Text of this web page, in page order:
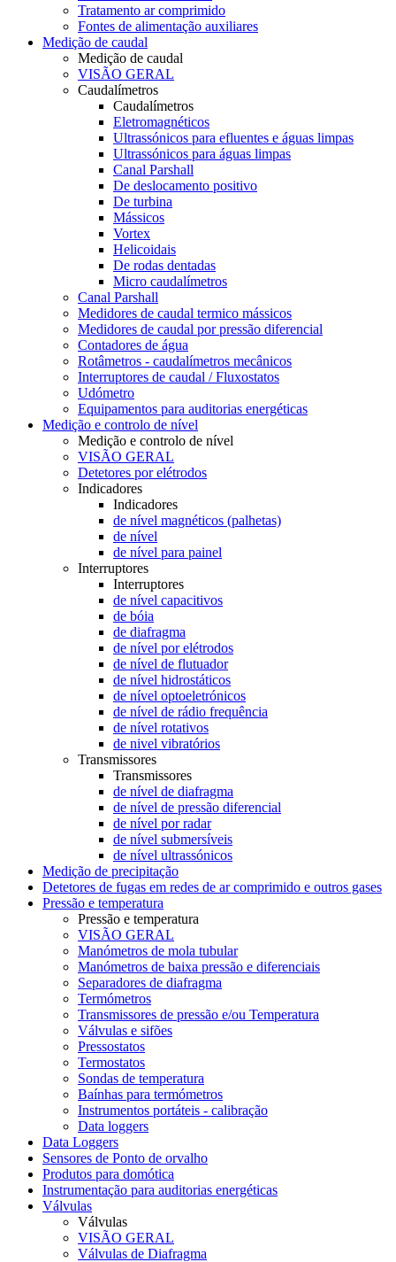
Tratamento ar comprimido
Fontes de alimentação auxiliares
Medição de caudal
Medição de caudal
VISÃO GERAL
Caudalímetros
Caudalímetros
Eletromagnéticos
Ultrassónicos para efluentes e águas limpas
Ultrassónicos para águas limpas
Canal Parshall
De deslocamento positivo
De turbina
Mássicos
Vortex
Helicoidais
De rodas dentadas
Micro caudalímetros
Canal Parshall
Medidores de caudal termico mássicos
Medidores de caudal por pressão diferencial
Contadores de água
Rotâmetros - caudalímetros mecânicos
Interruptores de caudal / Fluxostatos
Udómetro
Equipamentos para auditorias energéticas
Medição e controlo de nível
Medição e controlo de nível
VISÃO GERAL
Detetores por elétrodos
Indicadores
Indicadores
de nível magnéticos (palhetas)
de nível
de nível para painel
Interruptores
Interruptores
de nível capacitivos
de bóia
de diafragma
de nível por elétrodos
de nível de flutuador
de nível hidrostáticos
de nível optoeletrónicos
de nível de rádio frequência
de nível rotativos
de nivel vibratórios
Transmissores
Transmissores
de nível de diafragma
de nível de pressão diferencial
de nível por radar
de nível submersíveis
de nível ultrassónicos
Medição de precipitação
Detetores de fugas em redes de ar comprimido e outros gases
Pressão e temperatura
Pressão e temperatura
VISÃO GERAL
Manómetros de mola tubular
Manómetros de baixa pressão e diferenciais
Separadores de diafragma
Termómetros
Transmissores de pressão e/ou Temperatura
Válvulas e sifões
Pressostatos
Termostatos
Sondas de temperatura
Baínhas para termómetros
Instrumentos portáteis - calibração
Data loggers
Data Loggers
Sensores de Ponto de orvalho
Produtos para domótica
Instrumentação para auditorias energéticas
Válvulas
Válvulas
VISÃO GERAL
Válvulas de Diafragma